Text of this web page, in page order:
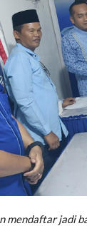
mendaftar jadi